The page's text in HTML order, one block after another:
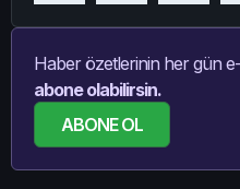
Haber özetlerinin her gün
abone olabilirsin.
ABONE OL